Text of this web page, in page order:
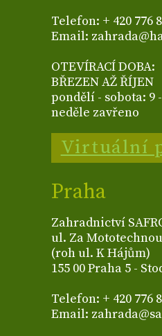
Telefon: + 420 776
Email:
OTEVÍRACÍ DOBA:
BŘEZEN AŽ ŘÍJEN
pondělí - sobota: 9
neděle zavřeno
Virtuální
Praha
Zahradnictví
ul. Za
(roh ul. K Hájům)
155 00 Praha 5 -
Telefon: + 420 776
Email: